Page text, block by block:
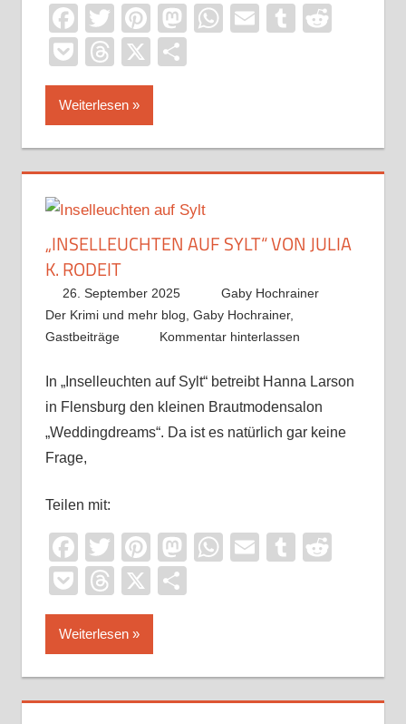
Facebook
TwitterPinterest
Mastodon
WhatsApp
EmailTumblr
PocketThreads
X
Weiterlesen
„INSELLEUCHTEN AUF SYLT“ VON JULIA
K. RODEIT
26. September 2025
Gaby Hochrainer
Der Krimi und mehr blog Gaby Hochrainer,
Gastbeiträge
Kommentar hinterlassen
In „Inselleuchten auf Sylt“ betreibt Hanna Larson
in Flensburg den kleinen Brautmodensalon
„Weddingdreams“. Da ist es natürlich gar keine
Frage,
Teilen mit:
Facebook
TwitterPinterest
Mastodon
WhatsApp
EmailTumblr
PocketThreads
X
Weiterlesen